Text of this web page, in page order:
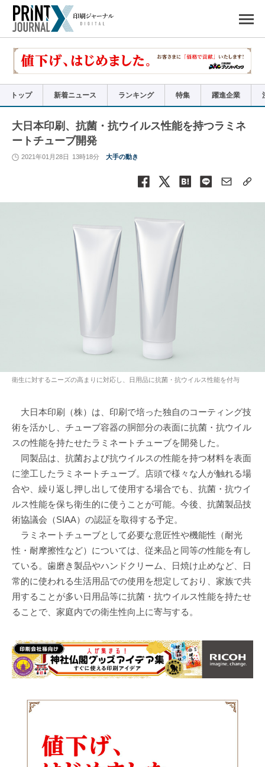
で
リ
トップ 新着ニュース ランキング 特集 躍進企業
大日本印刷、抗菌・抗ウイルス性能を持つラミネ
ートチューブ開発
2021年01月28日 13時18分 大手の動き
衛生に対するニーズの高まりに対応し、日用品に抗菌・抗ウイルス性能を付与
大日本印刷（株）は、印刷で培った独自のコーティング技
術を活かし、チューブ容器の胴部分の表面に抗菌・抗ウイル
スの性能を持たせたラミネートチューブを開発した。
同製品は、抗菌および抗ウイルスの性能を持つ材料を表面
に塗工したラミネートチューブ。店頭で様々な人が触れる場
合や、繰り返し押し出して使用する場合でも、抗菌・抗ウイ
ルス性能を保ち衛生的に使うことが可能。今後、抗菌製品技
術協議会（SIAA）の認証を取得する予定。
ラミネートチューブとして必要な意匠性や機能性（耐光
性・耐摩擦性など）については、従来品と同等の性能を有し
ている。歯磨き製品やハンドクリーム、日焼け止めなど、日
常的に使われる生活用品での使用を想定しており、家族で共
用することが多い日用品等に抗菌・抗ウイルス性能を持たせ
ることで、家庭内での衛生性向上に寄与する。